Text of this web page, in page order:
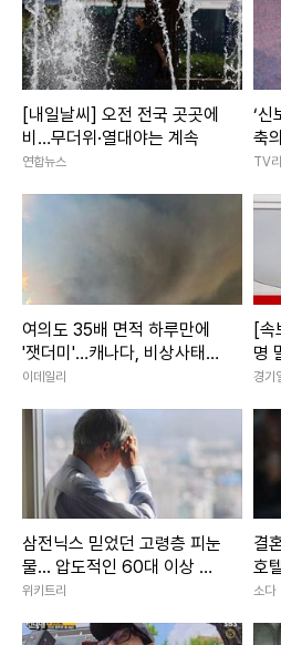
[내일날씨] 오전 전국 곳곳에
비…무더위·열대야는 계속
연합뉴스
‘신
축
국
TV
여의도 35배 면적 하루만에
'잿더미'…캐나다, 비상사태
선포
이데일리
[속
명
집
경기
삼전닉스 믿었던 고령층 피눈
물... 압도적인 60대 이상 주
식 담보 대출 비율
위키트리
결
호
에
소다